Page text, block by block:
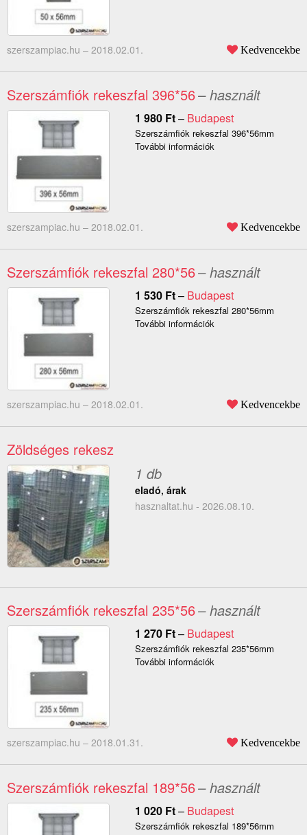
szerszampiac.hu – 2018.02.01. Kedvencekbe
Szerszámfiók rekeszfal 396*56– használt
1 980 Ft– Budapest
Szerszámfiók rekeszfal 396*56mm
További információk
szerszampiac.hu – 2018.02.01. Kedvencekbe
Szerszámfiók rekeszfal 280*56– használt
1 530 Ft– Budapest
Szerszámfiók rekeszfal 280*56mm
További információk
szerszampiac.hu – 2018.02.01. Kedvencekbe
Zöldséges rekesz
1 db
eladó, árak
hasznaltat.hu - 2026.08.10.
Szerszámfiók rekeszfal 235*56– használt
1 270 Ft– Budapest
Szerszámfiók rekeszfal 235*56mm
További információk
szerszampiac.hu – 2018.01.31. Kedvencekbe
Szerszámfiók rekeszfal 189*56– használt
1 020 Ft– Budapest
Szerszámfiók rekeszfal 189*56mm